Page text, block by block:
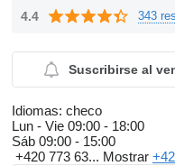
4.4 343
Suscribirse al
Idiomas: checo
Lun - Vie 09:00 - 18:00
Sáb 09:00 - 15:00
+420 773 63... Mostrar